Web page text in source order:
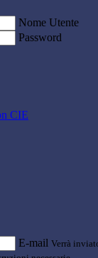
Nome Utente
Password
CIE
E-mail Verrà